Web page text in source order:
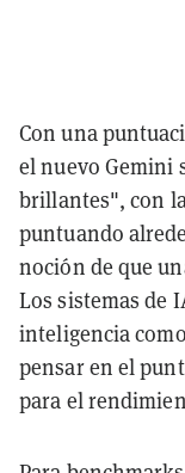
Con una
el nuevo Gemini
brillantes", con
puntuando
noción de que
Los sistemas de
inteligencia
pensar en el
para el